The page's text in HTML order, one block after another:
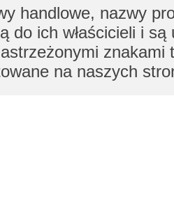
handlowe, nazwy
do ich właścicieli i
znakami
na naszych